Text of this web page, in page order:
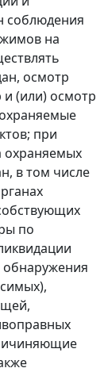
соблюдения
на
осмотр
(или) осмотр
при
охраняемых
в том числе
по
обнаружения